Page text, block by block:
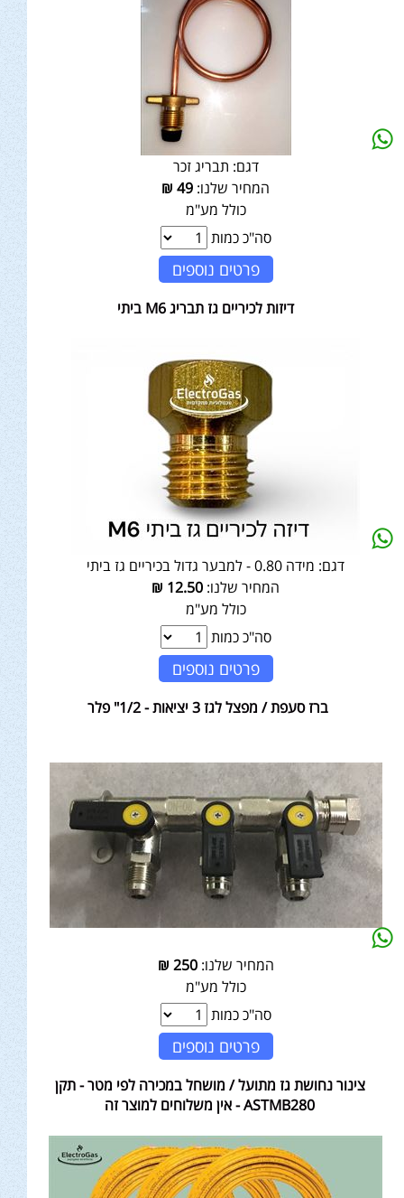
דגם: תבריג זכר
המחיר שלנו: 49
₪
כולל מע"מ
סה"כ כמות
פרטים נוספים
דיזות לכיריים גז תבריג M6 ביתי
דגם: מידה 0.80 - למבער גדול בכיריים גז ביתי
המחיר שלנו: 12.50
₪
כולל מע"מ
סה"כ כמות
פרטים נוספים
ברז סעפת / מפצל לגז 3 יציאות - 1/2" פלר
המחיר שלנו:250
₪
כולל מע"מ
סה"כ כמות
פרטים נוספים
צינור נחושת גז מתועל / מושחל במכירה לפי מטר - תקן
ASTMB280 - אין משלוחים למוצר זה